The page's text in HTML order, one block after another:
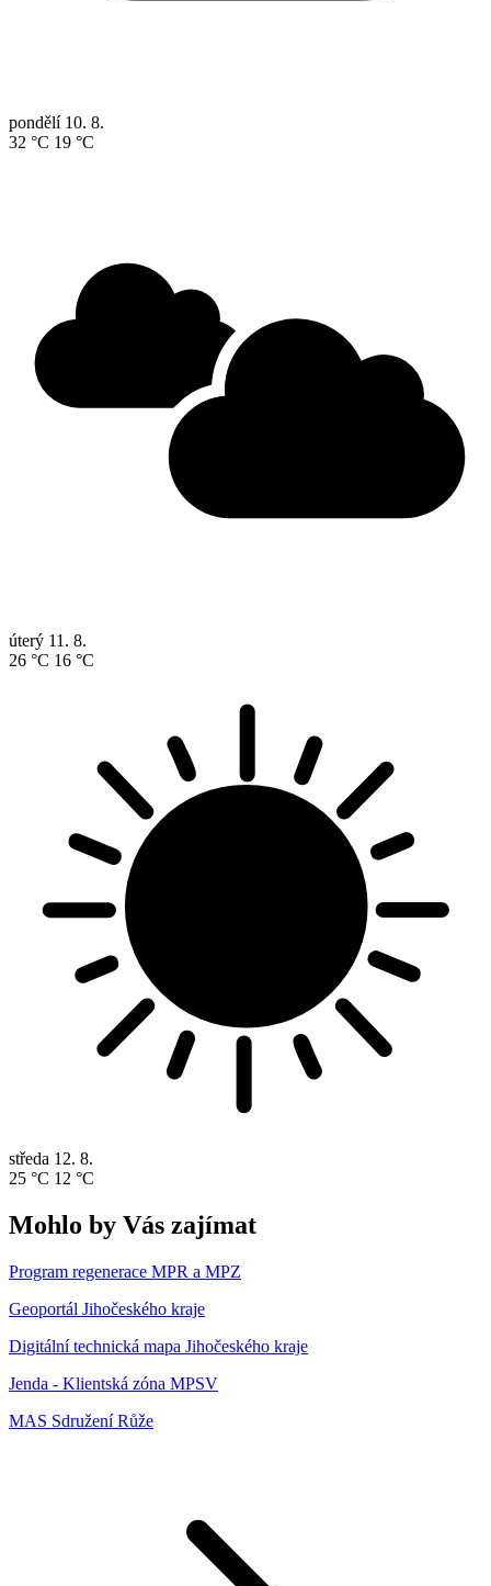
pondělí 10. 8.
32 °C 19 °C
úterý 11. 8.
26 °C 16 °C
středa 12. 8.
25 °C 12 °C
Mohlo by Vás zajímat
Program regenerace MPR a MPZ
Geoportál Jihočeského kraje
Digitální technická mapa Jihočeského kraje
Jenda - Klientská zóna MPSV
MAS Sdružení Růže